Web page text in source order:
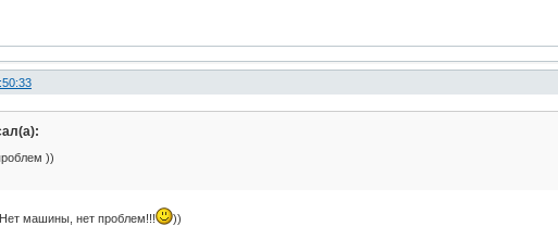
))
Нет машины, нет проблем!!!
))